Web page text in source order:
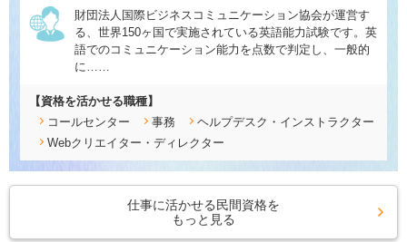
財団法人国際ビジネスコミュニケーション協会が運営す
る、世界150ヶ国で実施されている英語能力試験です。英
語でのコミュニケーション能力を点数で判定し、一般的
に……
【資格を活かせる職種】
コールセンター
事務
ヘルプデスク・インストラクター
Webクリエイター・ディレクター
仕事に活かせる民間資格を
もっと見る